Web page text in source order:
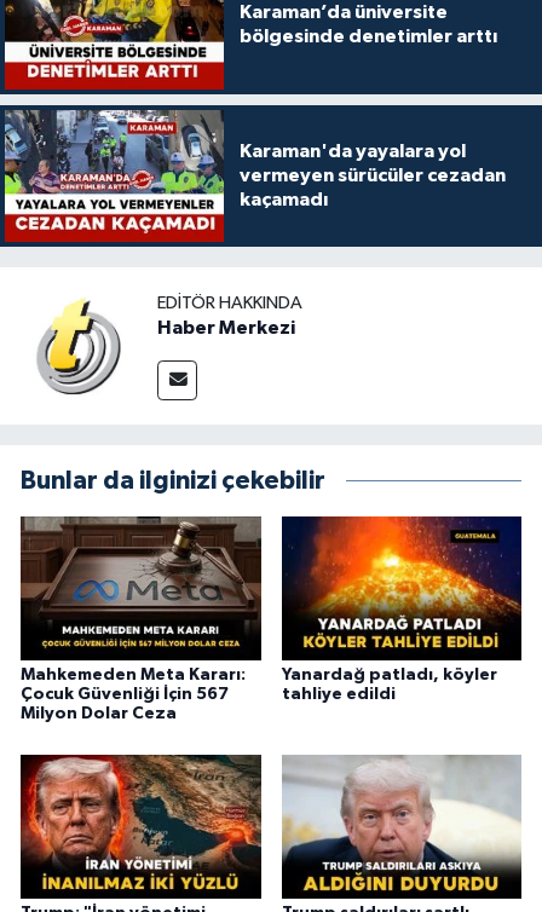
Karaman’da üniversite
bölgesinde denetimler arttı
Karaman'da yayalara yol
vermeyen sürücüler cezadan
kaçamadı
EDITÖR HAKKINDA
Haber Merkezi
Bunlar da ilginizi çekebilir
Mahkemeden Meta Kararı:
Çocuk Güvenliği İçin 567
Milyon Dolar Ceza
Yanardağ patladı, köyler
tahliye edildi